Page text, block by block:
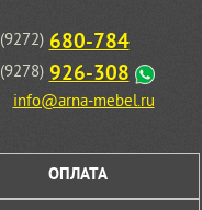
(9272) 680-784
(9278) 926-308
info@arna-mebel.ru
ОПЛАТА